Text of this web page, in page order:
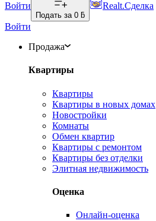
Войти
Подать за 0 ƃ
Realt.Сделка
Войти
Продажа
Квартиры
Квартиры
Квартиры в новых домах
Новостройки
Комнаты
Обмен квартир
Квартиры с ремонтом
Квартиры без отделки
Элитная недвижимость
Оценка
Онлайн-оценка